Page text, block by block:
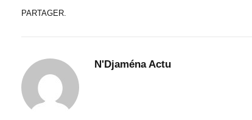
PARTAGER.
N'Djaména Actu